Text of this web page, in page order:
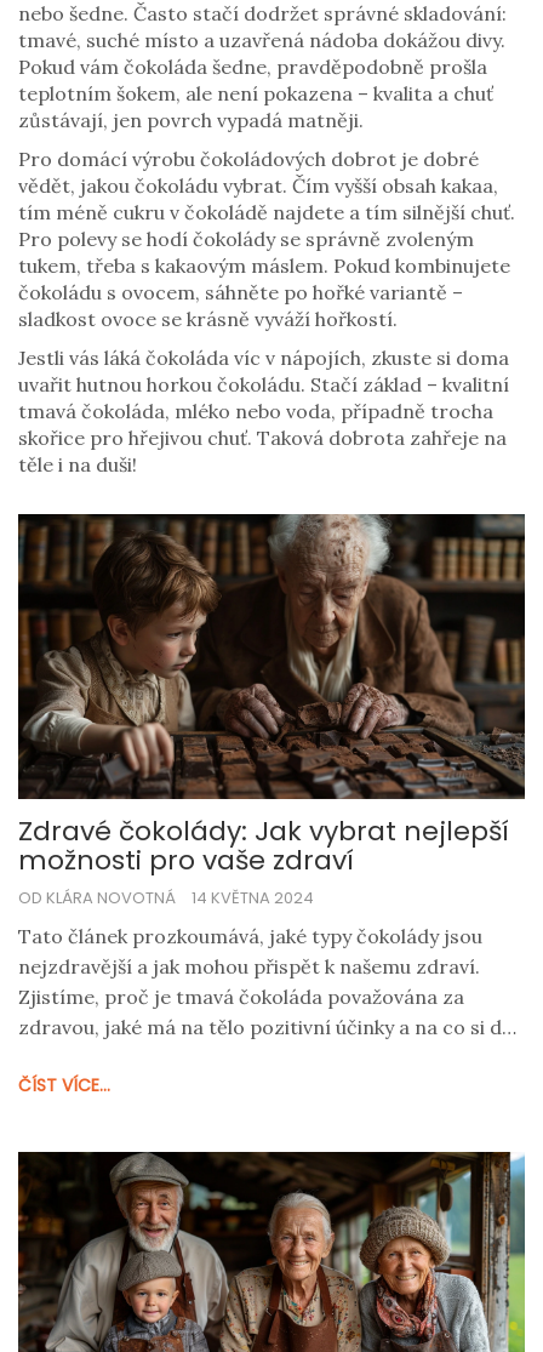
nebo šedne. Často stačí dodržet správné skladování:
tmavé, suché místo a uzavřená nádoba dokážou divy.
Pokud vám čokoláda šedne, pravděpodobně prošla
teplotním šokem, ale není pokazena – kvalita a chuť
zůstávají, jen povrch vypadá matněji.
Pro domácí výrobu čokoládových dobrot je dobré
vědět, jakou čokoládu vybrat. Čím vyšší obsah kakaa,
tím méně cukru v čokoládě najdete a tím silnější chuť.
Pro polevy se hodí čokolády se správně zvoleným
tukem, třeba s kakaovým máslem. Pokud kombinujete
čokoládu s ovocem, sáhněte po hořké variantě –
sladkost ovoce se krásně vyváží hořkostí.
Jestli vás láká čokoláda víc v nápojích, zkuste si doma
uvařit hutnou horkou čokoládu. Stačí základ – kvalitní
tmavá čokoláda, mléko nebo voda, případně trocha
skořice pro hřejivou chuť. Taková dobrota zahřeje na
těle i na duši!
Zdravé čokolády: Jak vybrat nejlepší
možnosti pro vaše zdraví
OD KLÁRA NOVOTNÁ 14 KVĚTNA 2024
Tato článek prozkoumává, jaké typy čokolády jsou
nejzdravější a jak mohou přispět k našemu zdraví.
Zjistíme, proč je tmavá čokoláda považována za
zdravou, jaké má na tělo pozitivní účinky a na co si dát
správně konzumovat čokoládu pro maximální
nadměrné konzumace.
ČÍST VÍCE...